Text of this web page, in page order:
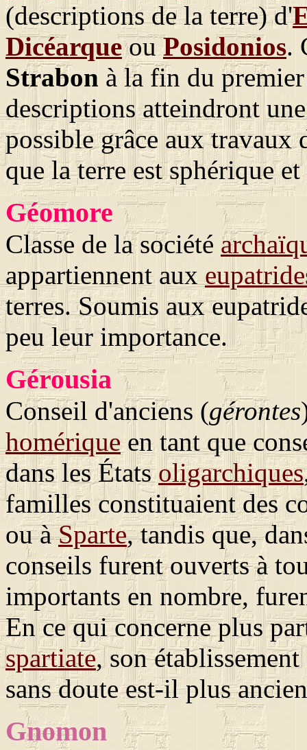
(descriptions de la terre) d'
DicéarqueouPosidonios.
Strabon à la fin du
descriptions atteindront
possible grâce aux travaux
que la terre est sphérique
Géomore
Classe de la société
appartiennent aux
terres. Soumis aux
peu leur importance.
Gérousia
Conseil d'anciens (gérontes
homérique en tant que
dans les Étatsoligarchiques
familles constituaient des
ou àSparte, tandis que,
conseils furent ouverts à
importants en nombre,
En ce qui concerne plus
spartiate, son
sans doute est-il plus
Gnomon